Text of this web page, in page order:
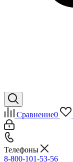
Сравнение0
Телефоны
8-800-101-53-56